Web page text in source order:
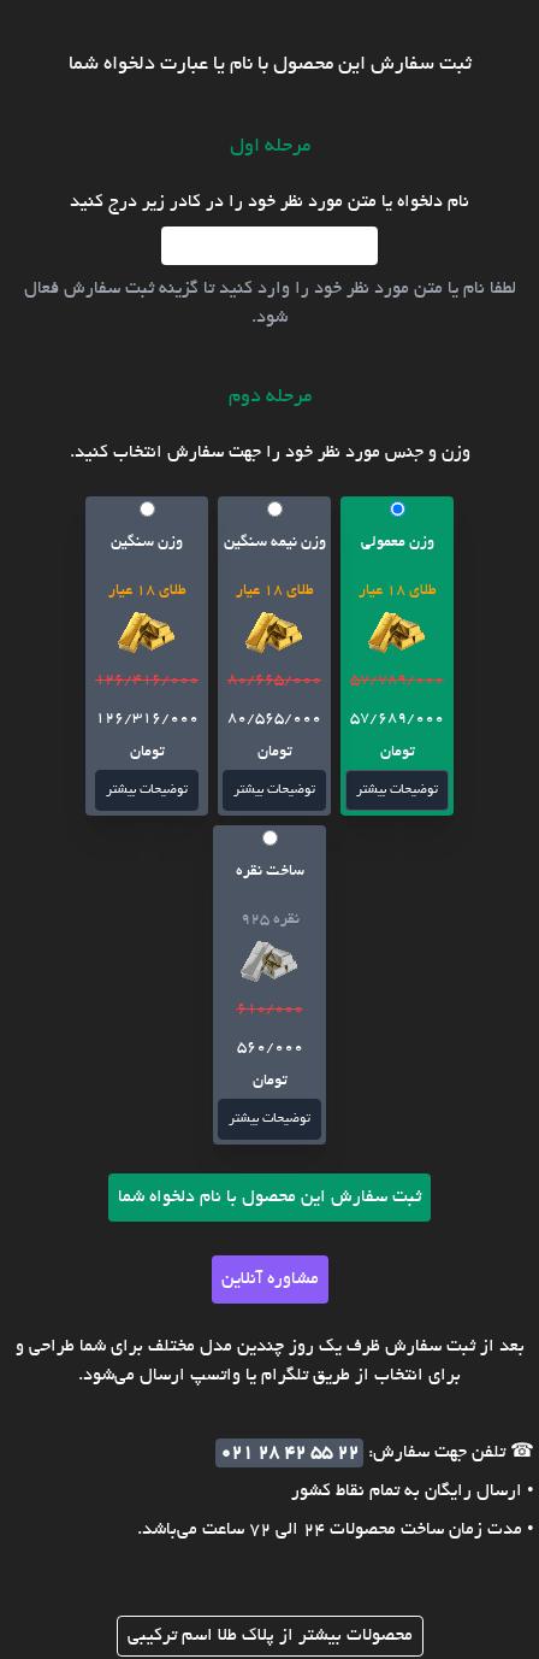
ثبت سفارش این محصول با نام یا عبارت دلخواه شما
مرحله اول
نام دلخواه یا متن مورد نظر خود را در کادر زیر درج کنید
لطفا نام یا متن مورد نظر خود را وارد کنید تا گزینه ثبت سفارش فعال
شود.
مرحله دوم
وزن و جنس مورد نظر خود را جهت سفارش انتخاب کنید.
وزن معمولی
طلای 18 عیار
57/789/000
57/689/000
تومان
توضیحات بیشتر
وزن نیمه سنگین
طلای 18 عیار
80/665/000
80/565/000
تومان
توضیحات بیشتر
وزن سنگین
طلای 18 عیار
126/416/000
126/316/000
تومان
توضیحات بیشتر
ساخت نقره
نقره 925
610/000
560/000
تومان
توضیحات بیشتر
ثبت سفارش این محصول با نام دلخواه شما
مشاوره آنلاین
بعد از ثبت سفارش ظرف یک روز چندین مدل مختلف برای شما طراحی و
برای انتخاب از طریق تلگرام یا واتسپ ارسال می‌شود.
☎ تلفن جهت سفارش:
021 28 42 55 22
• ارسال رایگان به تمام نقاط کشور
• مدت زمان ساخت محصولات 24 الی 72 ساعت می‌باشد.
محصولات بیشتر از پلاک طلا اسم ترکیبی